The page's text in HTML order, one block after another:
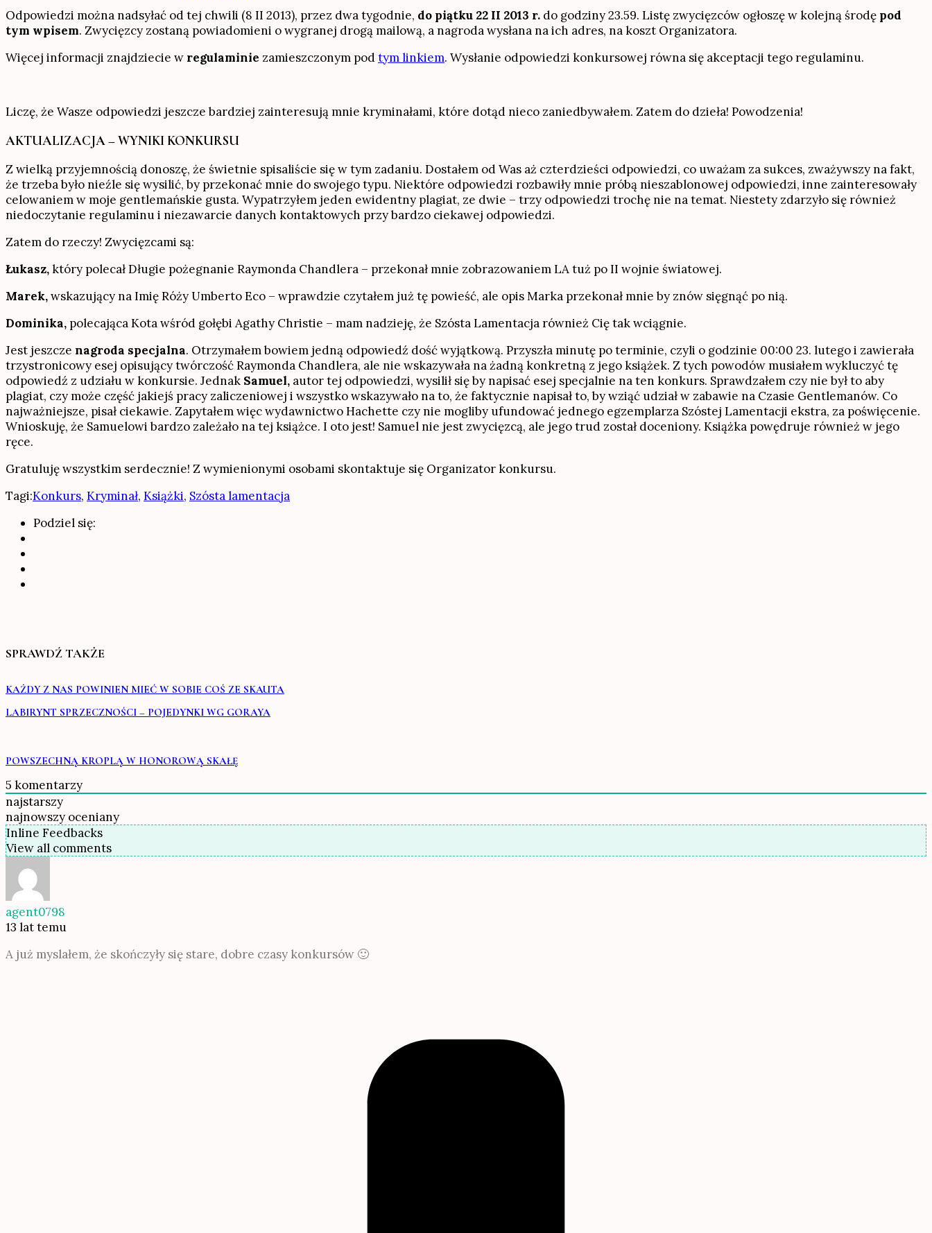
Odpowiedzi można nadsyłać od tej chwili (8 II 2013), przez dwa tygodnie, do piątku 22 II 2013 r. do godziny 23.59. Listę zwycięzców ogłoszę w kolejną środę pod
tym wpisem. Zwycięzcy zostaną powiadomieni o wygranej drogą mailową, a nagroda wysłana na ich adres, na koszt Organizatora.
Więcej informacji znajdziecie w regulaminie zamieszczonym podtym linkiem. Wysłanie odpowiedzi konkursowej równa się akceptacji tego regulaminu.
Liczę, że Wasze odpowiedzi jeszcze bardziej zainteresują mnie kryminałami, które dotąd nieco zaniedbywałem. Zatem do dzieła! Powodzenia!
AKTUALIZACJA – WYNIKI KONKURSU
Z wielką przyjemnością donoszę, że świetnie spisaliście się w tym zadaniu. Dostałem od Was aż czterdzieści odpowiedzi, co uważam za sukces, zważywszy na fakt,
że trzeba było nieźle się wysilić, by przekonać mnie do swojego typu. Niektóre odpowiedzi rozbawiły mnie próbą nieszablonowej odpowiedzi, inne zainteresowały
celowaniem w moje gentlemańskie gusta. Wypatrzyłem jeden ewidentny plagiat, ze dwie – trzy odpowiedzi trochę nie na temat. Niestety zdarzyło się również
niedoczytanie regulaminu i niezawarcie danych kontaktowych przy bardzo ciekawej odpowiedzi.
Zatem do rzeczy! Zwycięzcami są:
Łukasz,który polecał Długie pożegnanie Raymonda Chandlera – przekonał mnie zobrazowaniem LA tuż po II wojnie światowej.
Marek,wskazujący na Imię Róży Umberto Eco – wprawdzie czytałem już tę powieść, ale opis Marka przekonał mnie by znów sięgnąć po nią.
Dominika, polecająca Kota wśród gołębi Agathy Christie – mam nadzieję, że Szósta Lamentacja również Cię tak wciągnie.
Jest jeszcze nagroda specjalna. Otrzymałem bowiem jedną odpowiedź dość wyjątkową. Przyszła minutę po terminie, czyli o godzinie 00:00 23. lutego i zawierała
trzystronicowy esej opisujący twórczość Raymonda Chandlera, ale nie wskazywała na żadną konkretną z jego książek. Z tych powodów musiałem wykluczyć tę
odpowiedź z udziału w konkursie. Jednak Samuel, autor tej odpowiedzi, wysilił się by napisać esej specjalnie na ten konkurs. Sprawdzałem czy nie był to aby
plagiat, czy może część jakiejś pracy zaliczeniowej i wszystko wskazywało na to, że faktycznie napisał to, by wziąć udział w zabawie na Czasie Gentlemanów. Co
najważniejsze, pisał ciekawie. Zapytałem więc wydawnictwo Hachette czy nie mogliby ufundować jednego egzemplarza Szóstej Lamentacji ekstra, za poświęcenie.
Wnioskuję, że Samuelowi bardzo zależało na tej książce. I oto jest! Samuel nie jest zwycięzcą, ale jego trud został doceniony. Książka powędruje również w jego
ręce.
Gratuluję wszystkim serdecznie! Z wymienionymi osobami skontaktuje się Organizator konkursu.
Tagi:Konkurs, Kryminał, Książki, Szósta lamentacja
Podziel się:
SPRAWDŹ TAKŻE
KAŻDY Z NAS POWINIEN MIEĆ W SOBIE COŚ ZE SKAUTA
LABIRYNT SPRZECZNOŚCI – POJEDYNKI WG GORAYA
POWSZECHNĄ KROPLĄ W HONOROWĄ SKAŁĘ
5 komentarzy
najstarszy
najnowszy oceniany
Inline Feedbacks
View all comments
agent0798
13 lat temu
A już myslałem, że skończyły się stare, dobre czasy konkursów 🙂